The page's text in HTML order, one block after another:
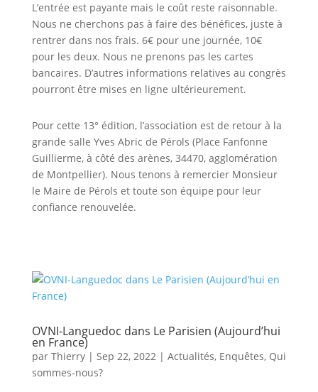
L’entrée est payante mais le coût reste raisonnable.
Nous ne cherchons pas à faire des bénéfices, juste à
rentrer dans nos frais. 6€ pour une journée, 10€
pour les deux. Nous ne prenons pas les cartes
bancaires. D’autres informations relatives au congrès
pourront être mises en ligne ultérieurement.
Pour cette 13° édition, l’association est de retour à la
grande salle Yves Abric de Pérols (Place Fanfonne
Guillierme, à côté des arènes, 34470, agglomération
de Montpellier). Nous tenons à remercier Monsieur
le Maire de Pérols et toute son équipe pour leur
confiance renouvelée.
OVNI-Languedoc dans Le Parisien (Aujourd’hui
en France)
par Thierry| Sep 22, 2022| Actualités, Enquêtes, Qui
sommes-nous?